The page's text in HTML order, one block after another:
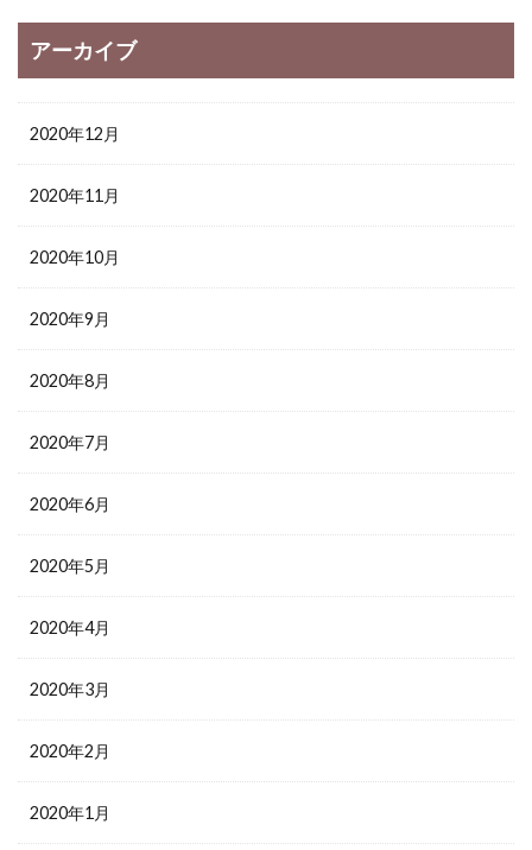
アーカイブ
2020年12月
2020年11月
2020年10月
2020年9月
2020年8月
2020年7月
2020年6月
2020年5月
2020年4月
2020年3月
2020年2月
2020年1月